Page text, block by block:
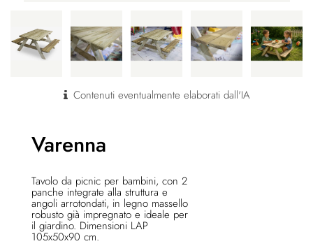
Contenuti eventualmente elaborati dall'IA
Varenna
Tavolo da picnic per bambini, con 2
panche integrate alla struttura e
angoli arrotondati, in legno massello
robusto già impregnato e ideale per
il giardino. Dimensioni LAP
105x50x90 cm.